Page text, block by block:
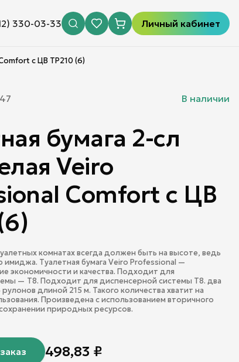
330-03-33 Личный кабинет
с ЦВ TP210 (6)
В наличии
бумага 2-сл
Veiro
Comfort с ЦВ
комнатах всегда должен быть на высоте, ведь
имиджа. Туалетная бумага Veiro Professional —
экономичности и качества. Подходит для
— T8. Подходит для диспенсерной системы Т8. два
длиной 215 м. Такого количества хватит на
Произведена с использованием вторичного
природных ресурсов.
498,83 ₽